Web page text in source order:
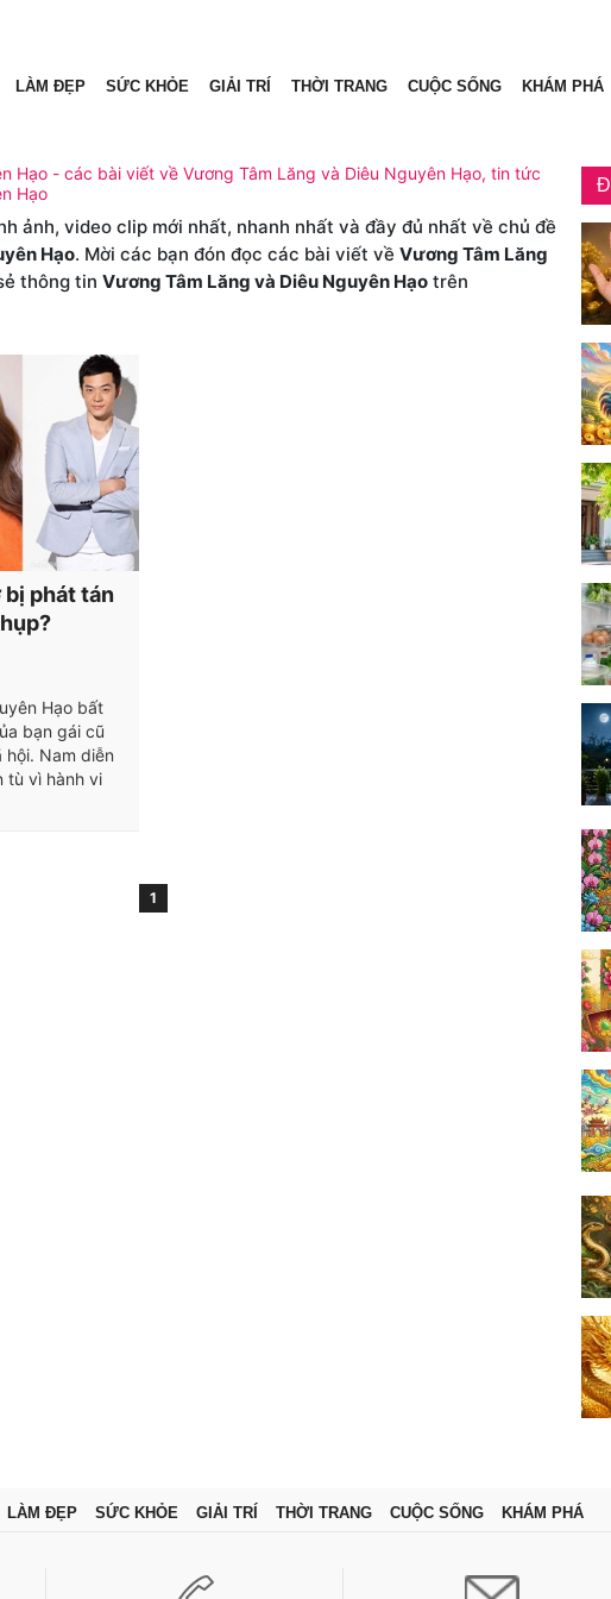
LÀM ĐẸP SỨC KHỎE GIẢI TRÍ THỜI TRANG CUỘC SỐNG KHÁM PHÁ
Hạo - các bài viết về Vương Tâm Lăng và Diêu Nguyên Hạo, tin tức
Hạo
ảnh, video clip mới nhất, nhanh nhất và đầy đủ nhất về chủ đề
Hạo. Mời các bạn đón đọc các bài viết về Vương Tâm Lăng
thông tin Vương Tâm Lăng và Diêu Nguyên Hạo trên
bị phát tán
Hạo bất
bạn gái cũ
hội. Nam diễn
tù vì hành vi
1
LÀM ĐẸP SỨC KHỎE GIẢI TRÍ THỜI TRANG CUỘC SỐNG KHÁM PHÁ